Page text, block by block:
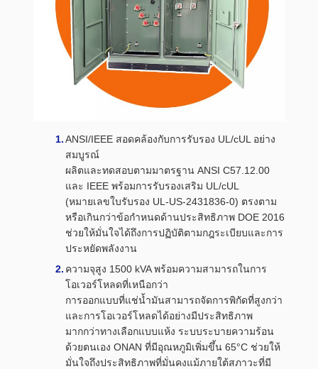
ANSI/IEEE สอดคล้องกับการรับรอง UL/cUL อย่าง
สมบูรณ์
ผลิตและทดสอบตามมาตรฐาน ANSI C57.12.00
และ IEEE พร้อมการรับรองเสริม UL/cUL
(หมายเลขใบรับรอง UL-US-2431836-0) ตรงตาม
หรือเกินกว่าข้อกำหนดด้านประสิทธิภาพ DOE 2016
ช่วยให้มั่นใจได้ถึงการปฏิบัติตามกฎระเบียบและการ
ประหยัดพลังงาน
ความจุสูง 1500 kVA พร้อมความสามารถในการ
โอเวอร์โหลดที่เหนือกว่า
การออกแบบที่แช่น้ำมันสามารถจัดการพิกัดที่สูงกว่า
และการโอเวอร์โหลดได้อย่างมีประสิทธิภาพ
มากกว่าทางเลือกแบบแห้ง ระบบระบายความร้อน
ด้วยตนเอง ONAN ที่มีอุณหภูมิเพิ่มขึ้น 65°C ช่วยให้
มั่นใจถึงประสิทธิภาพที่มั่นคงแม้ภายใต้สภาวะที่มี